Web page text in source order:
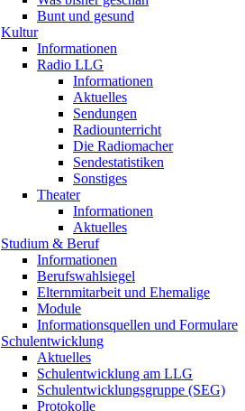
Bunt und gesund
Kultur
Informationen
Radio LLG
Informationen
Aktuelles
Sendungen
Radiounterricht
Die Radiomacher
Sendestatistiken
Sonstiges
Theater
Informationen
Aktuelles
Studium & Beruf
Informationen
Berufswahlsiegel
Elternmitarbeit und Ehemalige
Module
Informationsquellen und Formulare
Schulentwicklung
Aktuelles
Schulentwicklung am LLG
Schulentwicklungsgruppe (SEG)
Protokolle